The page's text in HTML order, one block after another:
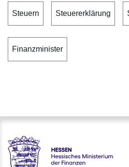
Steuern Steuererklärung
Finanzminister